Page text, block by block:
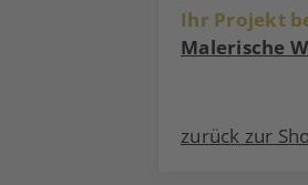
Ihr Projekt
Malerische
zurück zur